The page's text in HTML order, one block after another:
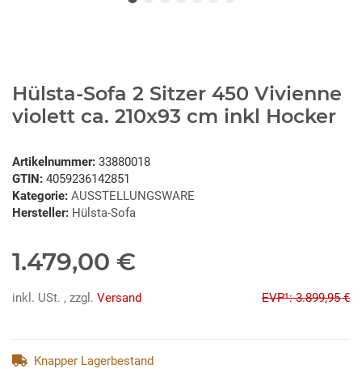
Hülsta-Sofa 2 Sitzer 450 Vivienne
violett ca. 210x93 cm inkl Hocker
Artikelnummer: 33880018
GTIN: 4059236142851
Kategorie: AUSSTELLUNGSWARE
Hersteller: Hülsta-Sofa
1.479,00 €
inkl. USt. , zzgl. Versand EVP¹: 3.899,95 €
Knapper Lagerbestand